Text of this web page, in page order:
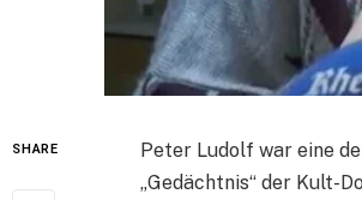
SHARE
Peter Ludolf war eine
„Gedächtnis“ der Kult-